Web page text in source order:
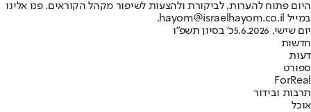
היום פתוח להערות, לביקורת ולהצעות לשיפור מקהל הקוראים. פנו אלינו
במייל hayom@israelhayom.co.il.
יום שישי, 5.6.2026
כ' בסיון תשפ"ו
חדשות
דעות
ספורט
ForReal
תרבות ובידור
אוכל